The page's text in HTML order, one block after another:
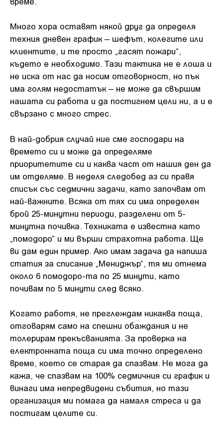
Много хора оставят някой друг да определя
техния дневен график – шефът, колегите или
клиентите, и те просто „гасят пожари“,
където е необходимо. Тази тактика не е лоша и
не иска от нас да носим отговорност, но пък
има голям недостатък – не може да свършим
нашата си работа и да постигнем цели ни, а и е
свързано с много стрес.
В най-добрия случай ние сме господари на
времето си и може да определяме
приоритетите си и каква част от нашия ден да
им отделяме. В неделя следобед аз си правя
списък със седмични задачи, като започвам от
най-важните. Всяка от тях си има определен
брой 25-минутни периоди, разделени от 5-
минутна почивка. Техниката е известна като
„помодоро“ и ми върши страхотна работа. Ще
ви дам един пример. Ако имам задача да напиша
статия за списание „Мениджър“, тя ми отнема
около 6 помодоро-та по 25 минути, като
почивам по 5 минути след всяко.
Когато работя, не преглеждам никаква поща,
отговарям само на спешни обаждания и не
толерирам прекъсванията. За проверка на
електронната поща си има точно определено
време, което се старая да спазвам. Не мога да
кажа, че спазвам на 100% седмичния си график и
винаги има непредвидени събития, но тази
организация ми помага да намаля стреса и да
постигам целите си.